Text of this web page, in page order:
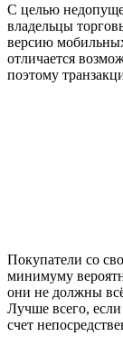
С целью
владельцы
версию
отличается
поэтому
Покупатели со
минимуму
они не должны
Лучше всего,
счет